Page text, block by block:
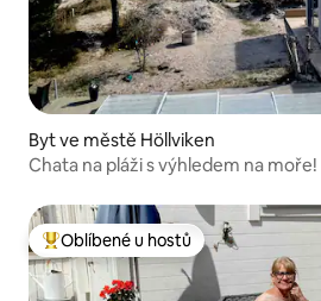
Byt ve městě Höllviken
Chata na pláži s výhledem na moře!
Nejlepší v kategorii Oblíbené u hostů
Oblíbené u hostů